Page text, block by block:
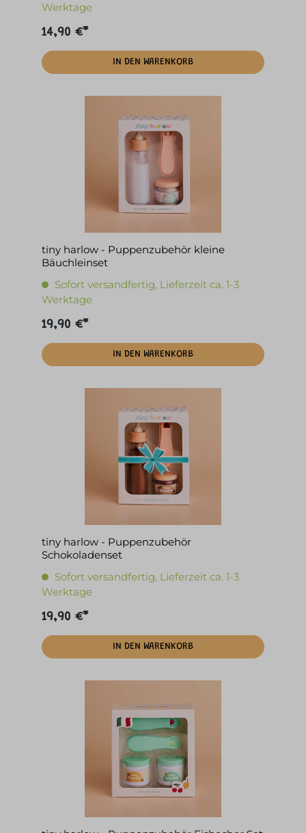
Werktage
14,90 €*
IN DEN WARENKORB
tiny harlow - Puppenzubehör kleine
Bäuchleinset
Sofort versandfertig, Lieferzeit ca. 1-3
Werktage
19,90 €*
IN DEN WARENKORB
tiny harlow - Puppenzubehör
Schokoladenset
Sofort versandfertig, Lieferzeit ca. 1-3
Werktage
19,90 €*
IN DEN WARENKORB